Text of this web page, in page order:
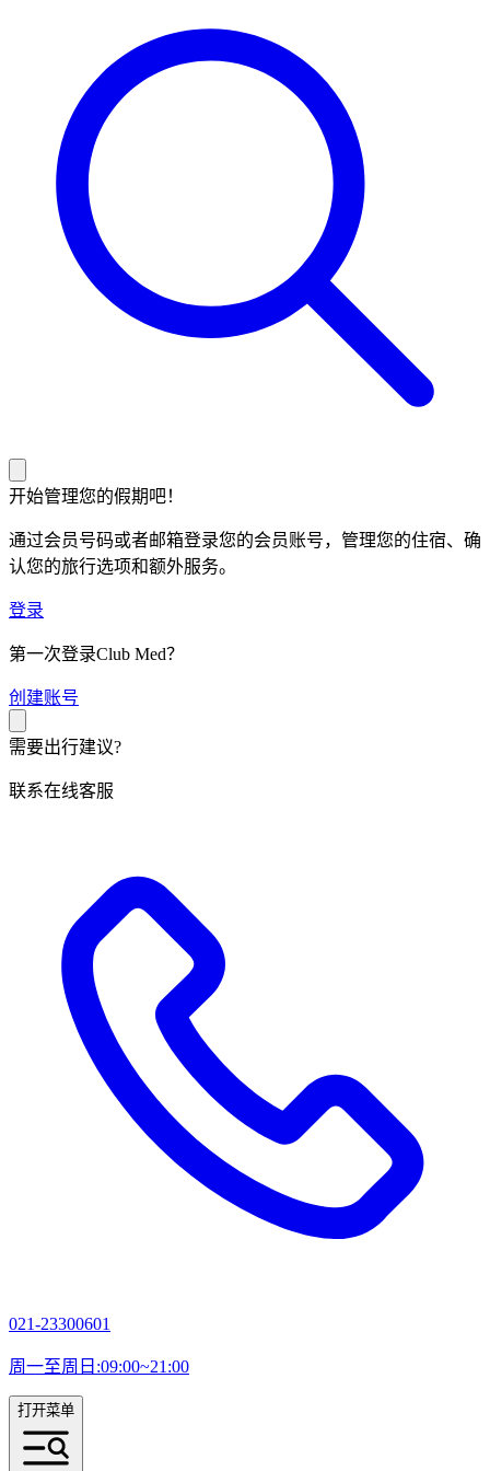
开始管理您的假期吧！
通过会员号码或者邮箱登录您的会员账号，管理您的住宿、确
认您的旅行选项和额外服务。
登录
第一次登录Club Med？
创 建账号
需要出行建议?
联系在线客服
021-23300601
周一至周日:09:00~21:00
打开菜单